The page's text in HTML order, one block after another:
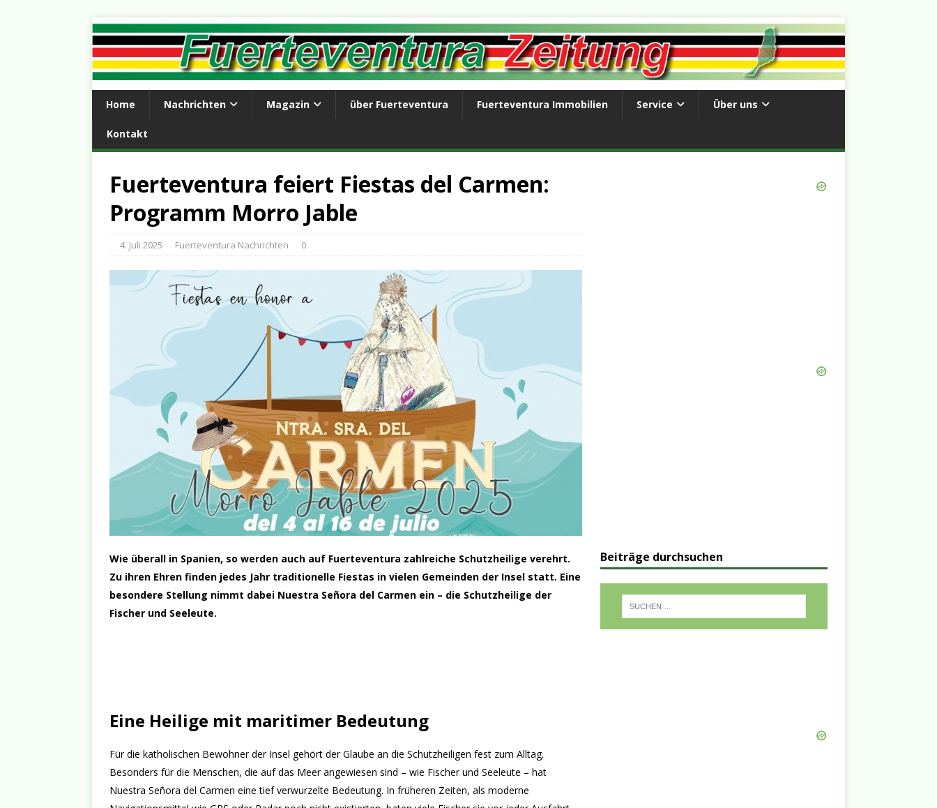
Home Nachrichten Magazin über Fuerteventura Fuerteventura Immobilien Service Über uns
Kontakt
Fuerteventura feiert Fiestas del Carmen:
Programm Morro Jable
4. Juli 2025 Fuerteventura Nachrichten 0
Wie überall in Spanien, so werden auch auf Fuerteventura zahlreiche Schutzheilige verehrt.
Zu ihren Ehren finden jedes Jahr traditionelle Fiestas in vielen Gemeinden der Insel statt. Eine
besondere Stellung nimmt dabei Nuestra Señora del Carmen ein – die Schutzheilige der
Fischer und Seeleute.
Eine Heilige mit maritimer Bedeutung
Für die katholischen Bewohner der Insel gehört der Glaube an die Schutzheiligen fest zum Alltag.
Besonders für die Menschen, die auf das Meer angewiesen sind – wie Fischer und Seeleute – hat
Nuestra Señora del Carmen eine tief verwurzelte Bedeutung. In früheren Zeiten, als moderne
Beiträge durchsuchen